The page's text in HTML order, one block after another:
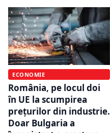
ECONOMIE
România, pe locul doi
în UE la scumpirea
prețurilor din industrie.
Doar Bulgaria a